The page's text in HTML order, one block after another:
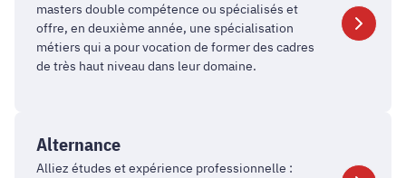
masters double compétence ou spécialisés et
offre, en deuxième année, une spécialisation
métiers qui a pour vocation de former des cadres
de très haut niveau dans leur domaine.
Alternance
Alliez études et expérience professionnelle :